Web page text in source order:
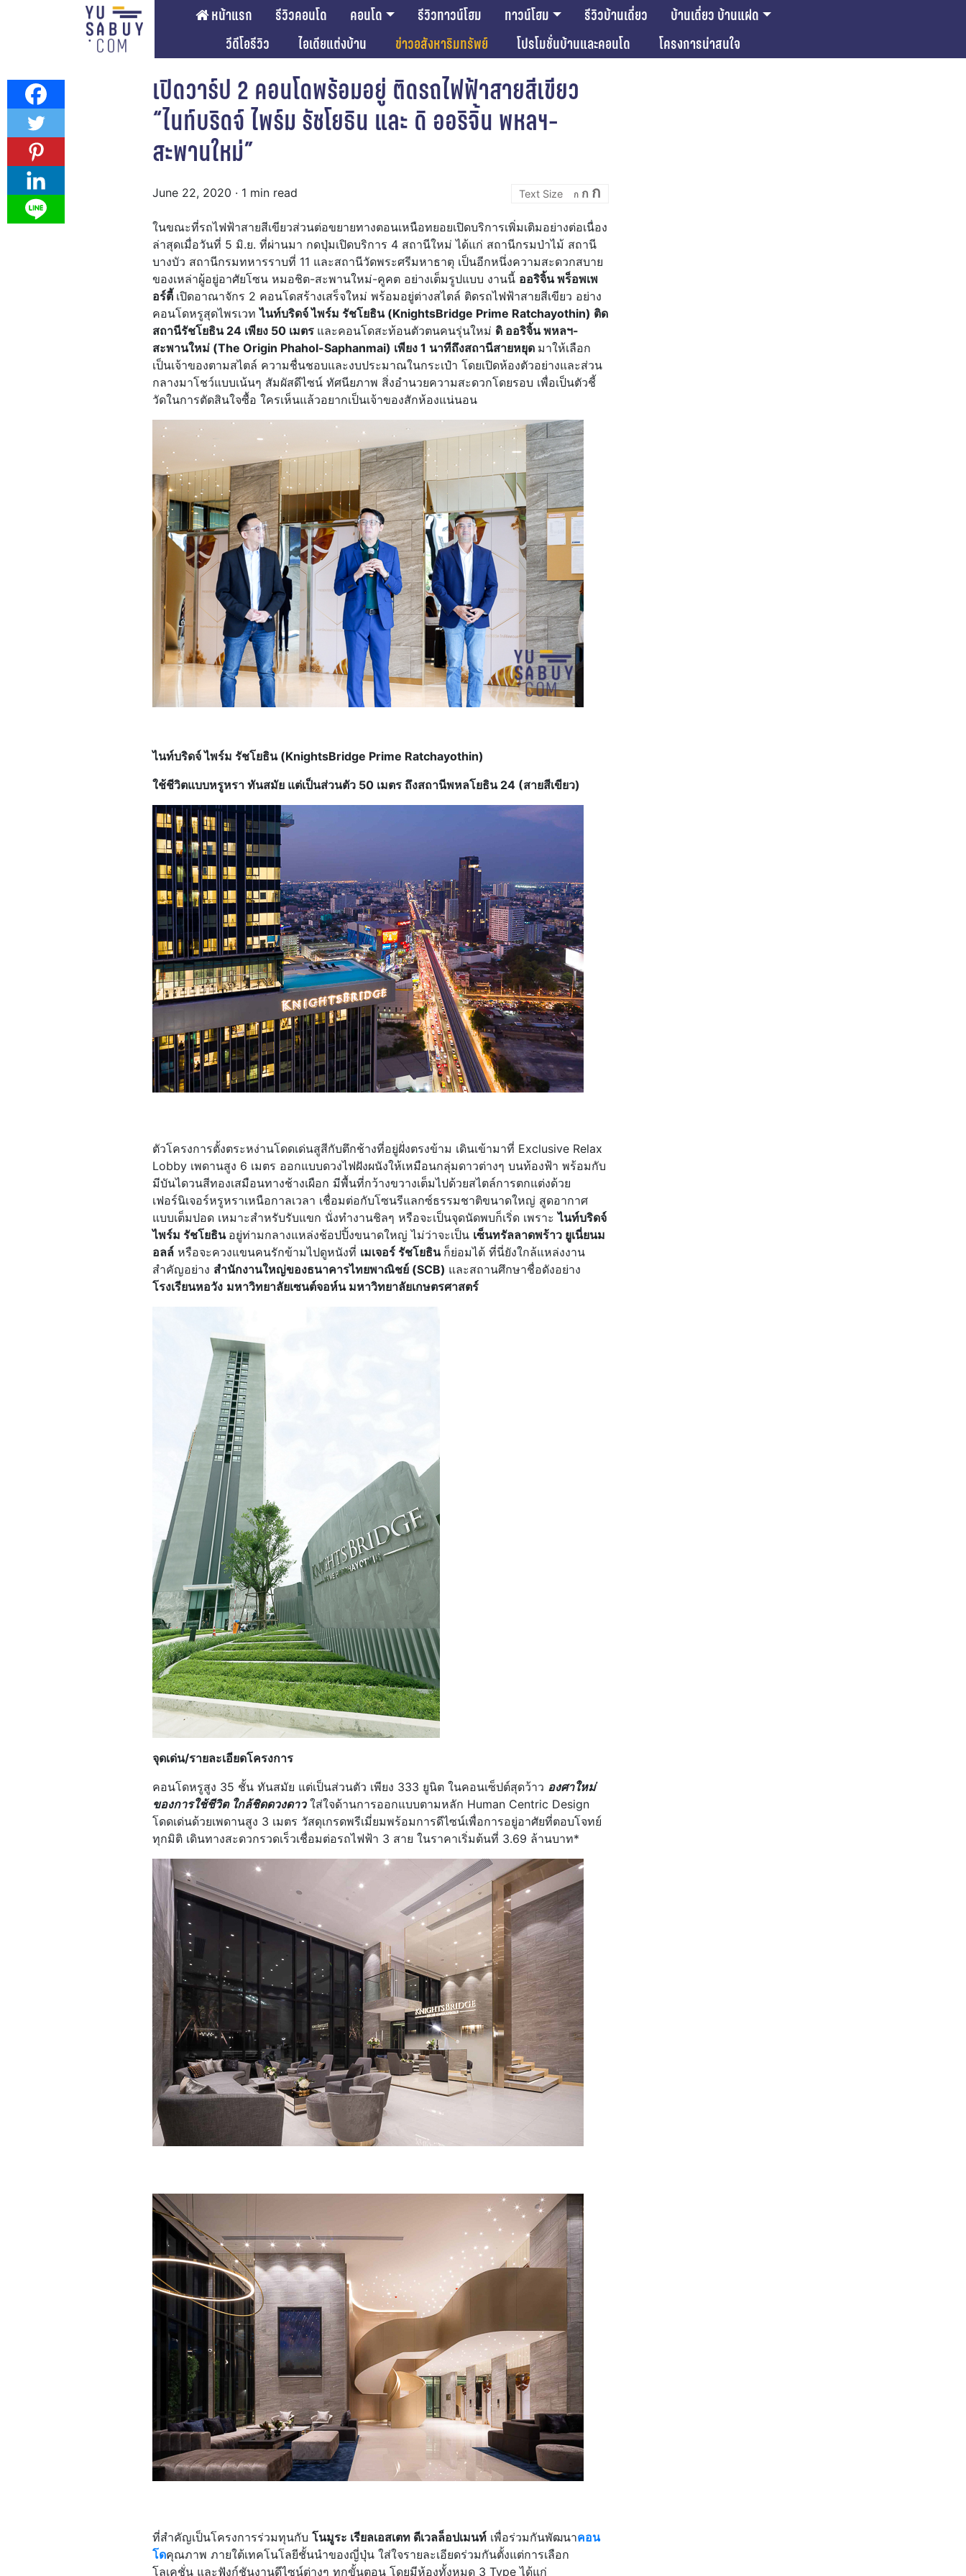
หน้าแรก รีวิวคอนโด คอนโด รีวิวทาวน์โฮม ทาวน์โฮม รีวิวบ้านเดี่ยว
บ้านเดี่ยว บ้านแฝด
วีดีโอรีวิว
ไอเดียแต่งบ้าน ข่าวอสังหาริมทรัพย์ โปรโมชั่นบ้านและคอนโด โครงการน่าสนใจ
เปิดวาร์ป 2 คอนโดพร้อมอยู่ ติดรถไฟฟ้าสายสีเขียว
“ไนท์บริดจ์ ไพร์ม รัชโยธิน และ ดิ ออริจิ้น พหลฯ-
สะพานใหม่”
June 22, 2020 · 1 min read ก
Decrease
font
size.
ก Reset
font
ก
ในขณะที่รถไฟฟ้าสายสีเขียวส่วนต่อขยายทางตอนเหนือทยอยเปิดบริการเพิ่มเติมอย่างต่อเนื่อง
ล่าสุดเมื่อวันที่ 5 มิ.ย. ที่ผ่านมา กดปุ่มเปิดบริการ 4 สถานีใหม่ ได้แก่ สถานีกรมป่าไม้ สถานี
บางบัว สถานีกรมทหารราบที่ 11 และสถานีวัดพระศรีมหาธาตุ เป็นอีกหนึ่งความสะดวกสบาย
ของเหล่าผู้อยู่อาศัยโซน หมอชิต-สะพานใหม่-คูคต อย่างเต็มรูปแบบ งานนี้ ออริจิ้น พร็อพเพ
อร์ตี้ เปิดอาณาจักร 2 คอนโดสร้างเสร็จใหม่ พร้อมอยู่ต่างสไตล์ ติดรถไฟฟ้าสายสีเขียว อย่าง
คอนโดหรูสุดไพรเวทไนท์บริดจ์ ไพร์ม รัชโยธิน (KnightsBridge Prime Ratchayothin) ติด
สถานีรัชโยธิน 24 เพียง 50 เมตร และคอนโดสะท้อนตัวตนคนรุ่นใหม่ ดิ ออริจิ้น พหลฯ-
สะพานใหม่ (The Origin Phahol-Saphanmai) เพียง 1 นาทีถึงสถานีสายหยุด มาให้เลือก
เป็นเจ้าของตามสไตล์ ความชื่นชอบและงบประมาณในกระเป๋า โดยเปิดห้องตัวอย่างและส่วน
กลางมาโชว์แบบเน้นๆ สัมผัสดีไซน์ ทัศนียภาพ สิ่งอำนวยความสะดวกโดยรอบ เพื่อเป็นตัวชี้
วัดในการตัดสินใจซื้อ ใครเห็นแล้วอยากเป็นเจ้าของสักห้องแน่นอน
ไนท์บริดจ์ ไพร์ม รัชโยธิน (KnightsBridge Prime Ratchayothin)
ใช้ชีวิตแบบหรูหรา ทันสมัย แต่เป็นส่วนตัว 50 เมตร ถึงสถานีพหลโยธิน 24 (สายสีเขียว)
ตัวโครงการตั้งตระหง่านโดดเด่นสูสีกับตึกช้างที่อยู่ฝั่งตรงข้าม เดินเข้ามาที่ Exclusive Relax
Lobby เพดานสูง 6 เมตร ออกแบบดวงไฟฝังผนังให้เหมือนกลุ่มดาวต่างๆ บนท้องฟ้า พร้อมกับ
มีบันไดวนสีทองเสมือนทางช้างเผือก มีพื้นที่กว้างขวางเต็มไปด้วยสไตล์การตกแต่งด้วย
เฟอร์นิเจอร์หรูหราเหนือกาลเวลา เชื่อมต่อกับโซนรีแลกซ์ธรรมชาติขนาดใหญ่ สูดอากาศ
แบบเต็มปอด เหมาะสำหรับรับแขก นั่งทำงานชิลๆ หรือจะเป็นจุดนัดพบก็เริ่ด เพราะไนท์บริดจ์
ไพร์ม รัชโยธิน อยู่ท่ามกลางแหล่งช้อปปิ้งขนาดใหญ่ ไม่ว่าจะเป็น เซ็นทรัลลาดพร้าว ยูเนี่ยนม
อลล์ หรือจะควงแขนคนรักข้ามไปดูหนังที่ เมเจอร์ รัชโยธิน ก็ย่อมได้ ที่นี่ยังใกล้แหล่งงาน
สำคัญอย่าง สำนักงานใหญ่ของธนาคารไทยพาณิชย์ (SCB) และสถานศึกษาชื่อดังอย่าง
โรงเรียนหอวัง มหาวิทยาลัยเซนต์จอห์น มหาวิทยาลัยเกษตรศาสตร์
จุดเด่น/รายละเอียดโครงการ
คอนโดหรูสูง 35 ชั้น ทันสมัย แต่เป็นส่วนตัว เพียง 333 ยูนิต ในคอนเซ็ปต์สุดว้าว องศาใหม่
ของการใช้ชีวิต ใกล้ชิดดวงดาวใส่ใจด้านการออกแบบตามหลัก Human Centric Design
โดดเด่นด้วยเพดานสูง 3 เมตร วัสดุเกรดพรีเมี่ยมพร้อมการดีไซน์เพื่อการอยู่อาศัยที่ตอบโจทย์
ทุกมิติ เดินทางสะดวกรวดเร็วเชื่อมต่อรถไฟฟ้า 3 สาย ในราคาเริ่มต้นที่ 3.69 ล้านบาท*
ที่สำคัญเป็นโครงการร่วมทุนกับ โนมูระ เรียลเอสเตท ดีเวลล็อปเมนท์ เพื่อร่วมกันพัฒนาคอน
โดคุณภาพ ภายใต้เทคโนโลยีชั้นนำของญี่ปุ่น ใส่ใจรายละเอียดร่วมกันตั้งแต่การเลือก
โลเคชั่น และฟังก์ชันงานดีไซน์ต่างๆ ทุกขั้นตอน โดยมีห้องทั้งหมด 3 Type ได้แก่